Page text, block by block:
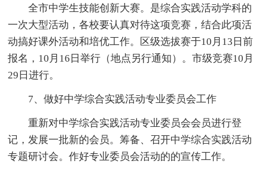
全市中学生技能创新大赛。是综合实践活动学科的
一次大型活动，各校要认真对待这项竞赛，结合此项活
动搞好课外活动和培优工作。区级选拔赛于10月13日前
报名，10月16日举行（地点另行通知）。市级竞赛10月
29日进行。
7、做好中学综合实践活动专业委员会工作
重新对中学综合实践活动专业委员会会员进行登
记，发展一批新的会员。筹备、召开中学综合实践活动
专题研讨会。作好专业委员会活动的的宣传工作。